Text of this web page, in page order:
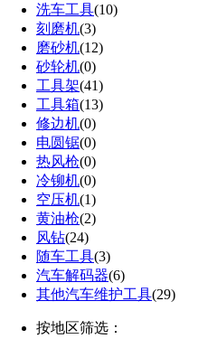
洗车工具(10)
刻磨机(3)
磨砂机(12)
砂轮机(0)
工具架(41)
工具箱(13)
修边机(0)
电圆锯(0)
热风枪(0)
冷铆机(0)
空压机(1)
黄油枪(2)
风钻(24)
随车工具(3)
汽车解码器(6)
其他汽车维护工具(29)
按地区筛选：